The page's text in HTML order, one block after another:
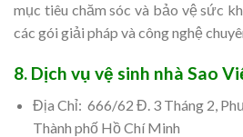
mục tiêu chăm sóc và bảo vệ sức
các gói giải pháp và công nghệ
8. Dịch vụ vệ sinh nhà Sao
Địa Chỉ: 666/62 Đ. 3 Tháng 2,
Thành phố Hồ Chí Minh